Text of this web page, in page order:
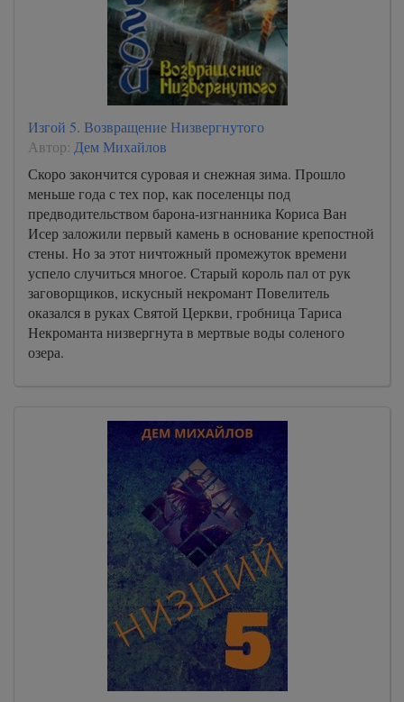
Изгой 5. Возвращение Низвергнутого
Автор: Дем Михайлов
Скоро закончится суровая и снежная зима. Прошло
меньше года с тех пор, как поселенцы под
предводительством барона-изгнанника Кориса Ван
Исер заложили первый камень в основание крепостной
стены. Но за этот ничтожный промежуток времени
успело случиться многое. Старый король пал от рук
заговорщиков, искусный некромант Повелитель
оказался в руках Святой Церкви, гробница Тариса
Некроманта низвергнута в мертвые воды соленого
озера.